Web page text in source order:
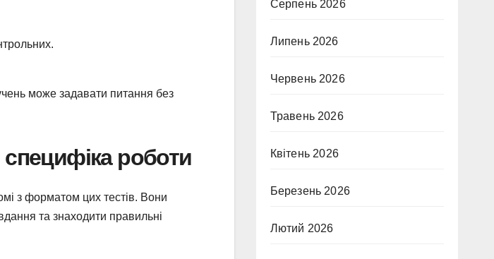
може задавати питання без
специфіка роботи
з форматом цих тестів. Вони
та знаходити правильні
Серпень 2026
Липень 2026
Червень 2026
Травень 2026
Квітень 2026
Березень 2026
Лютий 2026